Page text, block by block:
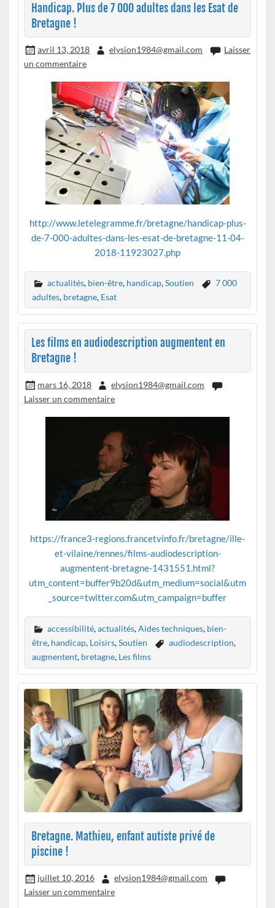
Handicap. Plus de 7 000 adultes dans les Esat de
Bretagne !
avril 13, 2018 elysion1984@gmail.com
Laisser
un commentaire
http://www.letelegramme.fr/bretagne/handicap-plus-
de-7-000-adultes-dans-les-esat-de-bretagne-11-04-
2018-11923027.php
actualités, bien-être, handicap,Soutien
7 000
adultes, bretagne, Esat
Les films en audiodescription augmentent en
Bretagne !
mars 16, 2018
elysion1984@gmail.com
Laisser un commentaire
https://france3-regions.francetvinfo.fr/bretagne/ille-
et-vilaine/rennes/films-audiodescription-
augmentent-bretagne-1431551.html?
utm_content=buffer9b20d&utm_medium=social&utm
_source=twitter.com&utm_campaign=buffer
accessibilité,actualités,Aides techniques, bien-
être, handicap, Loisirs,Soutien audiodescription,
augmentent, bretagne, Les films
Bretagne. Mathieu, enfant autiste privé de
piscine !
juillet 10, 2016
elysion1984@gmail.com
Laisser un commentaire